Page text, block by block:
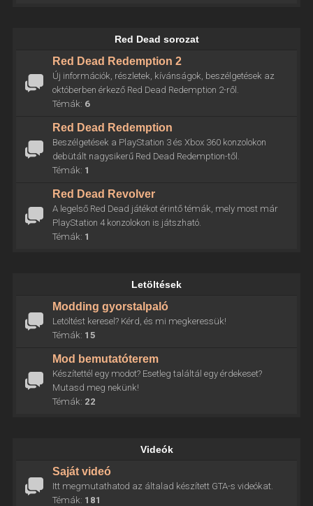
Red Dead sorozat
Red Dead Redemption 2
Új információk, részletek, kívánságok, beszélgetések az
októberben érkező Red Dead Redemption 2-ről.
Témák: 6
Red Dead Redemption
Beszélgetések a PlayStation 3 és Xbox 360 konzolokon
debütált nagysikerű Red Dead Redemption-től.
Témák: 1
Red Dead Revolver
A legelső Red Dead játékot érintő témák, mely most már
PlayStation 4 konzolokon is játszható.
Témák: 1
Letöltések
Modding gyorstalpaló
Letöltést keresel? Kérd, és mi megkeressük!
Témák: 15
Mod bemutatóterem
Készítettél egy modot? Esetleg találtál egy érdekeset?
Mutasd meg nekünk!
Témák: 22
Videók
Saját videó
Itt megmutathatod az általad készített GTA-s videókat.
Témák: 181